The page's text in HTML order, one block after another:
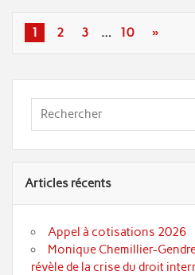
1 2 3 … 10 »
Articles récents
Appel à cotisations 2026
Monique Chemillier-
révèle de la crise du droit